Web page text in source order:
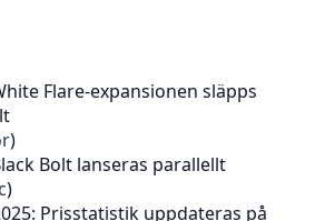
Flare-expansionen släpps
)
Bolt lanseras parallellt
)
Prisstatistik uppdateras på